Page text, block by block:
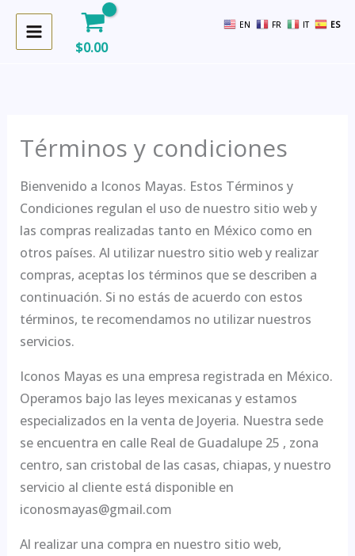
contenido
$0.00
Términos y condiciones
Bienvenido a Iconos Mayas. Estos Términos y
Condiciones regulan el uso de nuestro sitio web y
las compras realizadas tanto en México como en
otros países. Al utilizar nuestro sitio web y realizar
compras, aceptas los términos que se describen a
continuación. Si no estás de acuerdo con estos
términos, te recomendamos no utilizar nuestros
servicios.
Iconos Mayas es una empresa registrada en México.
Operamos bajo las leyes mexicanas y estamos
especializados en la venta de Joyeria. Nuestra sede
se encuentra en calle Real de Guadalupe 25 , zona
centro, san cristobal de las casas, chiapas, y nuestro
servicio al cliente está disponible en
iconosmayas@gmail.com
Al realizar una compra en nuestro sitio web,
EN FR IT ES